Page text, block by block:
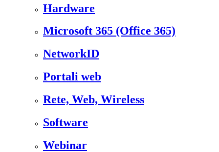
Hardware
Microsoft 365 (Office 365)
NetworkID
Portali web
Rete, Web, Wireless
Software
Webinar